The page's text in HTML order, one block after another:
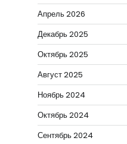
Апрель 2026
Декабрь 2025
Октябрь 2025
Август 2025
Ноябрь 2024
Октябрь 2024
Сентябрь 2024